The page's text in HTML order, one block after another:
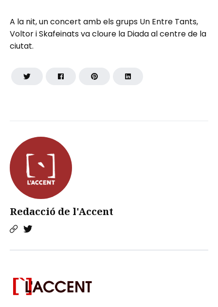
Redacció de l'Accent
A la nit, un concert amb els grups Un Entre Tants,
Voltor i Skafeinats va cloure la Diada al centre de la
ciutat.